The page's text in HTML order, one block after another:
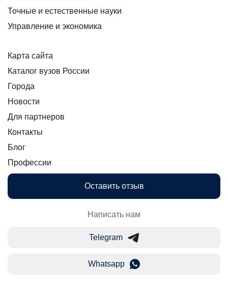
Точные и естественные науки
Управление и экономика
Карта сайта
Каталог вузов России
Города
Новости
Для партнеров
Контакты
Блог
Профессии
Оставить отзыв
Написать нам
Telegram
Whatsapp